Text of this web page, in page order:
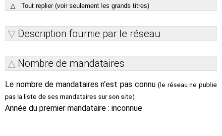
△ Tout replier (voir seulement les grands titres)
Description fournie par le réseau
Nombre de mandataires
Le nombre de mandataires n'est pas connu(le réseau ne publie
pas la liste de ses mandataires sur son site)
Année du premier mandataire : inconnue